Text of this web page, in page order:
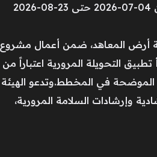
تحويل مروري مؤقت بالشارقة بين المدينة الجامعية وأرض المعاهد لمشروع طرق محطة قطار الاتحاد من 04-07-2026 حتى 23-08-2026
أرض المعاهد، ضمن أعمال مشروع
التحويلة المرورية اعتباراً من
وفق المسارات البديلة المعتمدة الموضحة في المخطط.وتدعو الهيئة
وإرشادات السلامة المرورية،